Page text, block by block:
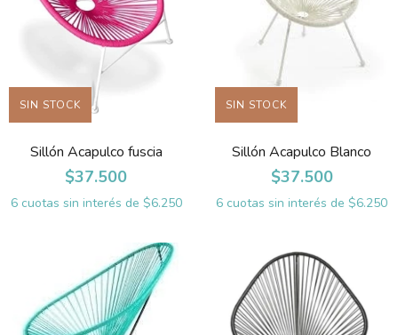
SIN STOCK
Sillón Acapulco fuscia
$37.500
6 cuotas sin interés de $6.250
SIN STOCK
Sillón Acapulco Blanco
$37.500
6 cuotas sin interés de$6.250